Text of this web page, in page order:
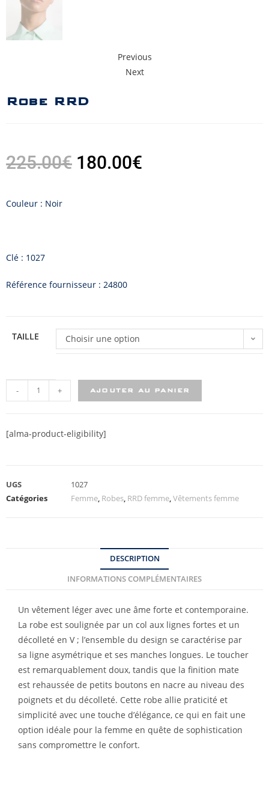
Previous
Next
Robe RRD
225.00€ 180.00€
Couleur : Noir
Clé : 1027
Référence fournisseur : 24800
TAILLE Choisir une option
- + AJOUTER AU PANIER
[alma-product-eligibility]
UGS
1027
Catégories
Femme, Robes, RRD femme,Vêtements femme
DESCRIPTION
INFORMATIONS COMPLÉMENTAIRES
Un vêtement léger avec une âme forte et contemporaine.
La robe est soulignée par un col aux lignes fortes et un
décolleté en V ; l’ensemble du design se caractérise par
sa ligne asymétrique et ses manches longues. Le toucher
est remarquablement doux, tandis que la finition mate
est rehaussée de petits boutons en nacre au niveau des
poignets et du décolleté. Cette robe allie praticité et
simplicité avec une touche d’élégance, ce qui en fait une
option idéale pour la femme en quête de sophistication
sans compromettre le confort.